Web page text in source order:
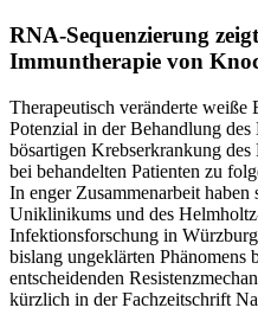
RNA-Sequenzierung
Immuntherapie von
Therapeutisch veränderte weiße
Potenzial in der Behandlung
bösartigen Krebserkrankung
bei behandelten Patienten zu
In enger Zusammenarbeit
Uniklinikums und des
Infektionsforschung in
bislang ungeklärten Phänomens
entscheidenden
kürzlich in der Fachzeitschrift